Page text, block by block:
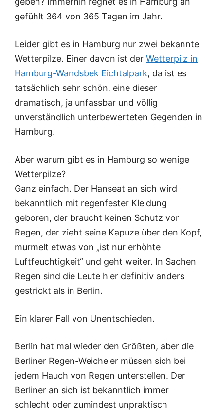
gefühlt 364 von 365 Tagen im Jahr.
Leider gibt es in Hamburg nur zwei bekannte
Wetterpilze. Einer davon ist der Wetterpilz in
Hamburg-Wandsbek Eichtalpark, da ist es
tatsächlich sehr schön, eine dieser
dramatisch, ja unfassbar und völlig
unverständlich unterbewerteten Gegenden in
Hamburg.
Aber warum gibt es in Hamburg so wenige
Wetterpilze?
Ganz einfach. Der Hanseat an sich wird
bekanntlich mit regenfester Kleidung
geboren, der braucht keinen Schutz vor
Regen, der zieht seine Kapuze über den Kopf,
murmelt etwas von „ist nur erhöhte
Luftfeuchtigkeit“ und geht weiter. In Sachen
Regen sind die Leute hier definitiv anders
gestrickt als in Berlin.
Ein klarer Fall von Unentschieden.
Berlin hat mal wieder den Größten, aber die
Berliner Regen-Weicheier müssen sich bei
jedem Hauch von Regen unterstellen. Der
Berliner an sich ist bekanntlich immer
schlecht oder zumindest unpraktisch